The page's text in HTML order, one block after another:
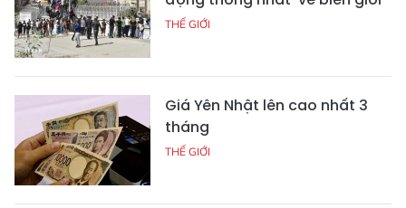
THẾ GIỚI
Giá Yên Nhật lên cao nhất 3
tháng
THẾ GIỚI